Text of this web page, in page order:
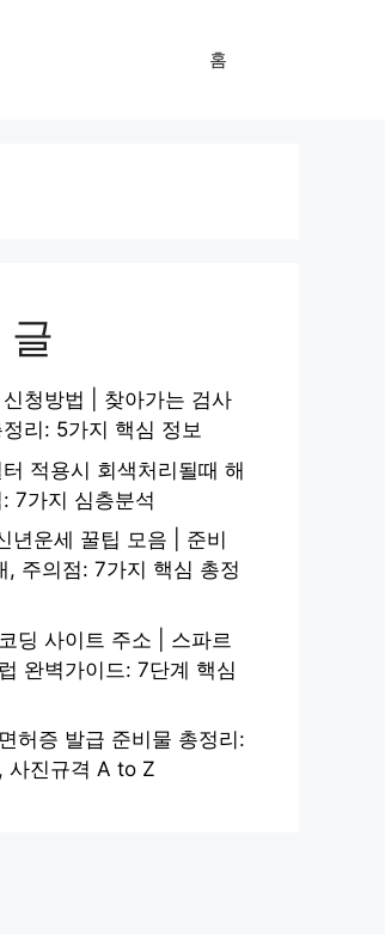
홈
글
청방법 | 찾아가는 검사
리: 5가지 핵심 정보
적용시 회색처리될때 해
7가지 심층분석
년운세 꿀팁 모음 | 준비
, 주의점: 7가지 핵심 총정
딩 사이트 주소 | 스파르
완벽가이드: 7단계 핵심
허증 발급 준비물 총정리:
사진규격 A to Z